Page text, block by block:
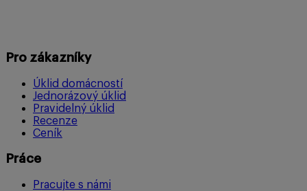
Pro zákazníky
Úklid domácností
Jednorázový úklid
Pravidelný úklid
Recenze
Ceník
Práce
Pracujte s námi